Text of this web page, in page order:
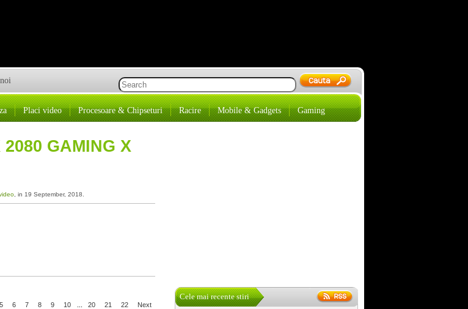
Placi video Procesoare & Chipseturi Racire Mobile & Gadgets Gaming
GAMING X
, in 19 September, 2018.
5 6 7 8 9 10 20 21 22 Next
Cele mai recente stiri